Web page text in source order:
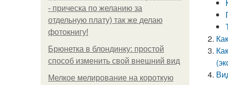
- прическа по желанию за
отдельную плату) так же делаю
фотокнигу!
Брюнетка в блондинку: простой
способ изменить свой внешний вид
Мелкое мелирование на короткую